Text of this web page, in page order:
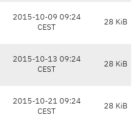
2015-10-09 09:24
CEST
28 KiB
2015-10-13 09:24
CEST
28 KiB
2015-10-21 09:24
CEST
28 KiB